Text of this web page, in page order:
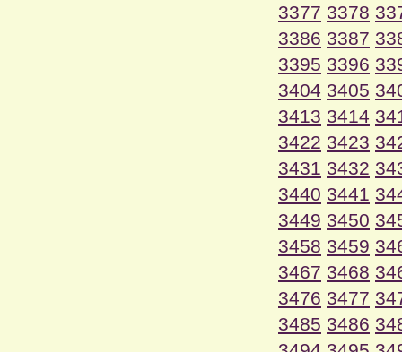
3377 3378
3386 3387
3395 3396
3404 3405
3413 3414
3422 3423
3431 3432
3440 3441
3449 3450
3458 3459
3467 3468
3476 3477
3485 3486